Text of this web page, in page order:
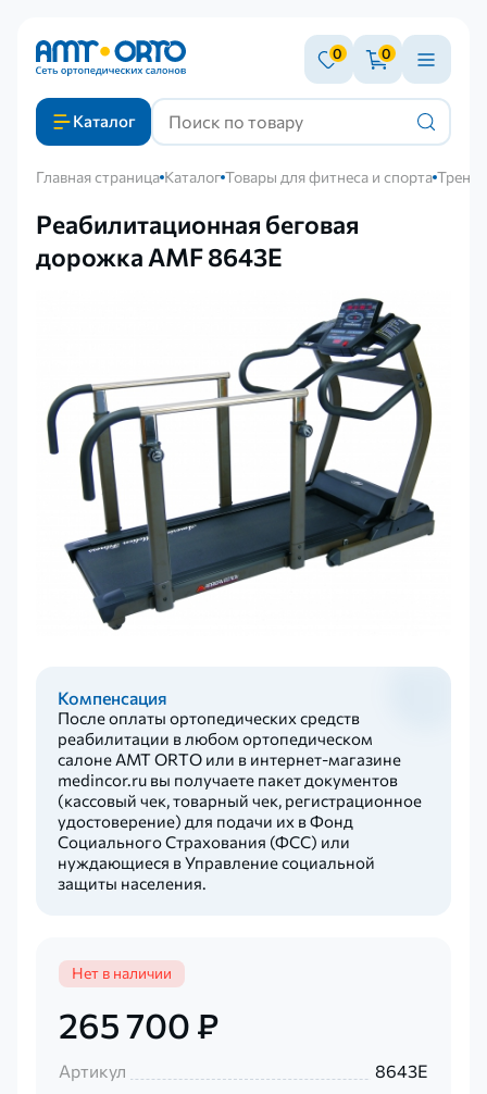
0 0
Каталог
Главная страница Каталог Товары для фитнеса и спорта
Реабилитационная беговая
дорожка AMF 8643E
Компенсация
После оплаты ортопедических средств
реабилитации в любом ортопедическом
салоне AMT ORTO или в интернет-магазине
medincor.ru вы получаете пакет документов
(кассовый чек, товарный чек, регистрационное
удостоверение) для подачи их в Фонд
Социального Страхования (ФСС) или
нуждающиеся в Управление социальной
защиты населения.
Нет в наличии
265 700 ₽
Артикул 8643E